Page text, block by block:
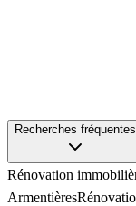
Recherches fréquentes
Rénovation
Armentières